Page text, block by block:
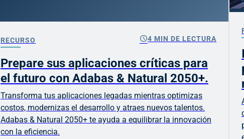
RECURSO schedule4 MIN DE LECTURA
Prepare sus aplicaciones críticas para
el futuro con Adabas & Natural 2050+.
Transforma tus aplicaciones legadas mientras optimizas
costos, modernizas el desarrollo y atraes nuevos talentos.
Adabas & Natural 2050+ te ayuda a equilibrar la innovación
con la eficiencia.